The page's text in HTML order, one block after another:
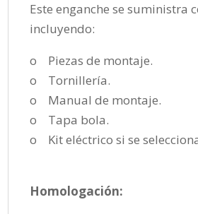
Este enganche se
incluyendo:
o Piezas de montaje.
o Tornillería.
o Manual de montaje.
o Tapa bola.
o Kit eléctrico si se
Homologación: